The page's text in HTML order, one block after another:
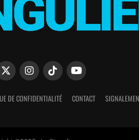
DE CONFIDENTIALITÉ CONTACT